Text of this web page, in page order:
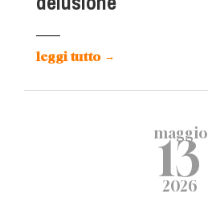
leggi tutto →
maggio
13
2026